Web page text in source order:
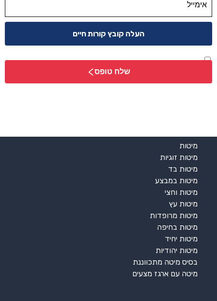
העלה קובץ קורות חיים
אני מאשר/ת שקראתי והסכמתילמדיניות הפרטיות*
שלח טופס
מיטות
מיטות זוגיות
מיטות בד
מיטות במבצע
מיטות וחצי
מיטות עץ
מיטות מרופדות
מיטות בחיפה
מיטות יחיד
מיטות יהודיות
בסיס מיטה מתכווננת
מיטה עם ארגז מצעים